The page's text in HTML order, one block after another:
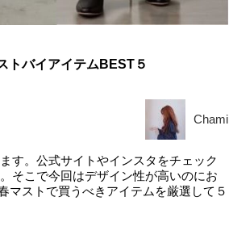
トバイアイテムBEST５
Chami
す。公式サイトやインスタをチェック
そこで今回はデザイン性が高いのにお
マストで買うべきアイテムを厳選して５